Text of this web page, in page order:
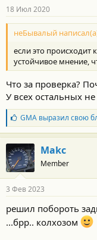
18 Июл 2020
неБывалый
если это происходит
устойчивое мнение,
Что за проверка?
У всех остальных
Б
л
а
г
о
д
а
н
с
т
и
GMAвыразил свою
Makc
Member
3 Фев 2023
решил побороть
...брр.. колхозом